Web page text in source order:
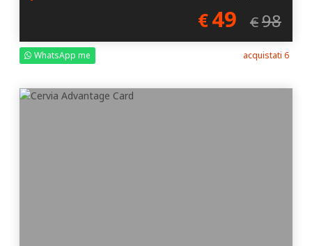
€49 €98
WhatsApp me acquistati 6